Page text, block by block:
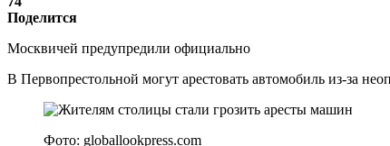
Поделится
Москвичей предупредили официально
В Первопрестольной могут арестовать автомобиль из-за
Фото: globallookpress.com